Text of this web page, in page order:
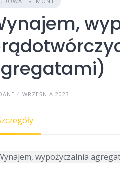
4 WRZEŚNIA 2023